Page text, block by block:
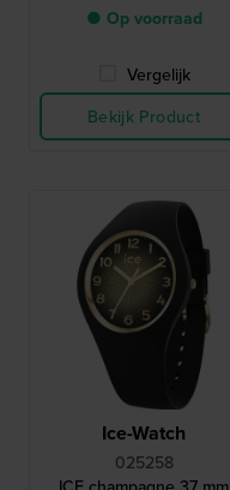
● Op voorraad
Vergelijk
Bekijk Product
Ice-Watch
025258